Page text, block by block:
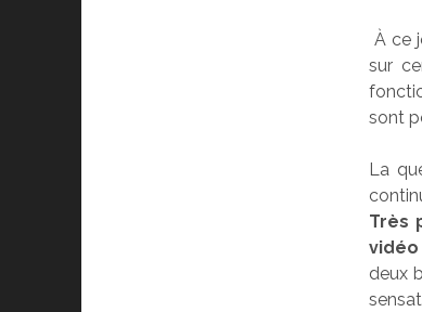
À ce
sur
sont
La
Très
vidéo
deux